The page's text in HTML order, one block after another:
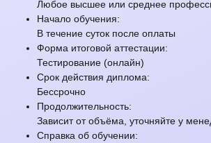
Любое высшее или среднее
Начало обучения:
В течение суток после оплаты
Форма итоговой аттестации:
Тестирование (онлайн)
Срок действия диплома:
Бессрочно
Продолжительность:
Зависит от объёма, уточняйте у
Справка об обучении: